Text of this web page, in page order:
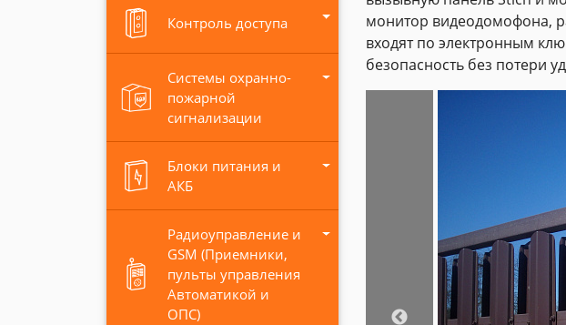
Контроль доступа
Системы охранно-
пожарной
сигнализации
Блоки питания и
АКБ
Радиоуправление и
GSM (Приемники,
пульты управления
Автоматикой и
ОПС)
монитор видеодомофона,
входят по электронным
безопасность без потери